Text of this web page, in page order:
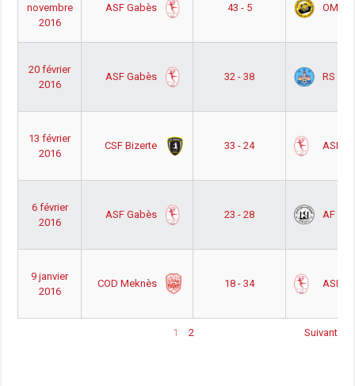
novembre
2016
ASF Gabès 43 - 5 OMF
20 février
2016
ASF Gabès 32 - 38 RS
13 février
2016
CSF Bizerte 33 - 24 ASF
6 février
2016
ASF Gabès 23 - 28 AF
9 janvier
2016
COD Meknès 18 - 34 ASF
1 2 Suivant